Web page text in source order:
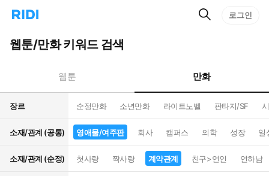
리
홈
으
턴
트
검
로그인
웹툰/만화 키워드 검색
웹툰 만화
장르 순정만화 소년만화 라이트노벨 판타지/SF
소재/관계 (공통) 영애물/여주판 회사 캠퍼스 의학 성장 일
소재/관계 (순정) 첫사랑 짝사랑 계약관계 친구>연인 연하남